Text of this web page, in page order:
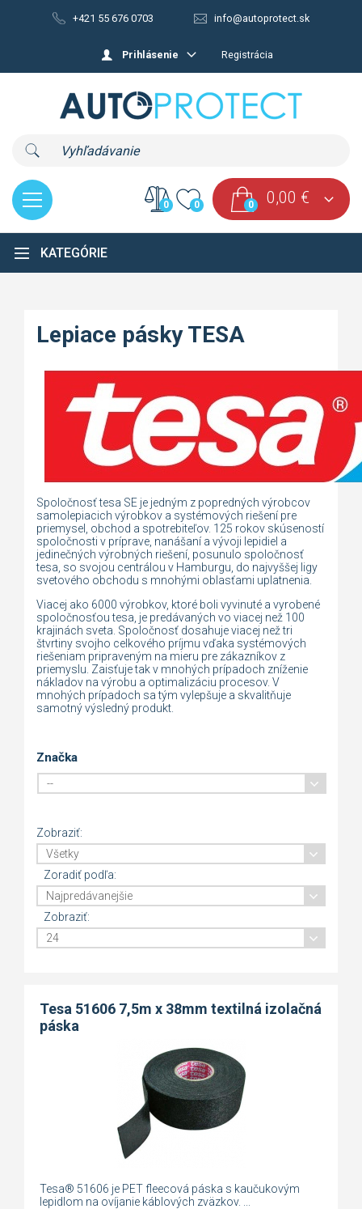
+421 55 676 0703 info@autoprotect.sk
Prihlásenie Registrácia
0 0,00 €
0 0
NACHÁDZATE SA: Eshop
KATEGÓRIE
Lepiace pásky TESA
Spoločnosť tesa SE je jedným z popredných výrobcov
samolepiacich výrobkov a systémových riešení pre
priemysel, obchod a spotrebiteľov. 125 rokov skúseností
spoločnosti v príprave, nanášaní a vývoji lepidiel a
jedinečných výrobných riešení, posunulo spoločnosť
tesa, so svojou centrálou v Hamburgu, do najvyššej ligy
svetového obchodu s mnohými oblasťami uplatnenia.
Viacej ako 6000 výrobkov, ktoré boli vyvinuté a vyrobené
spoločnosťou tesa, je predávaných vo viacej než 100
krajinách sveta. Spoločnosť dosahuje viacej než tri
štvrtiny svojho celkového príjmu vďaka systémových
riešeniam pripraveným na mieru pre zákazníkov z
priemyslu. Zaisťuje tak v mnohých prípadoch zníženie
nákladov na výrobu a optimalizáciu procesov. V
mnohých prípadoch sa tým vylepšuje a skvalitňuje
samotný výsledný produkt.
Značka
Zobraziť:
Zoradiť podľa:
Zobraziť:
Tesa 51606 7,5m x 38mm textilná izolačná
páska
Tesa® 51606 je PET fleecová páska s kaučukovým
lepidlom na ovíjanie káblových zväzkov. ...